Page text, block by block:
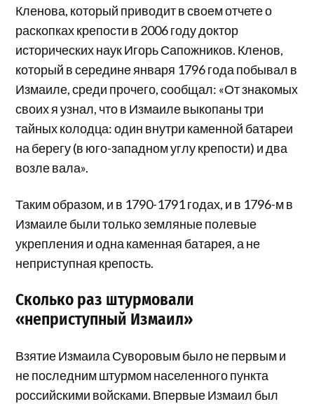
Кленова, который приводит в своем отчете о
раскопках крепости в 2006 году доктор
исторических наук Игорь Сапожников. Кленов,
который в середине января 1796 года побывал в
Измаиле, среди прочего, сообщал: «От знакомых
своих я узнал, что в Измаиле выкопаны три
тайных колодца: один внутри каменной батареи
на берегу (в юго-западном углу крепости) и два
возле вала».
Таким образом, и в 1790-1791 годах, и в 1796-м в
Измаиле были только земляные полевые
укрепления и одна каменная батарея, а не
неприступная крепость.
Сколько раз штурмовали
«неприступный Измаил»
Взятие Измаила Суворовым было не первым и
не последним штурмом населенного пункта
российскими войсками. Впервые Измаил был